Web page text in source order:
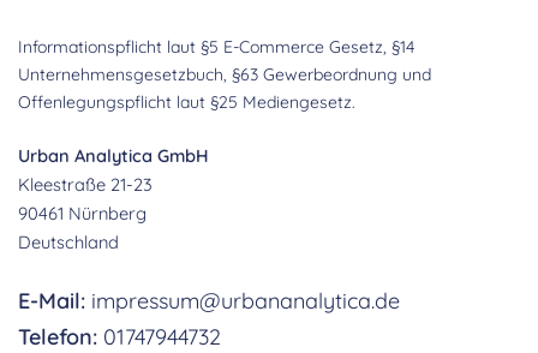
Informationspflicht laut §5 E-Commerce Gesetz, §14
Unternehmensgesetzbuch, §63 Gewerbeordnung und
Offenlegungspflicht laut §25 Mediengesetz.
Urban Analytica GmbH
Kleestraße 21-23
90461 Nürnberg
Deutschland
E-Mail: impressum@urbananalytica.de
Telefon: 01747944732